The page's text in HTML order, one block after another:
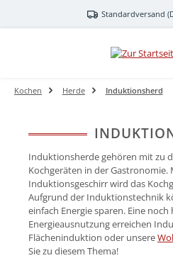
Zum Hauptinhalt springenStandardversand
Kochen Herde Induktionsherd
Induktionsherde gehören mit zu
Kochgeräten in der Gastronomie.
Induktionsgeschirr wird das
Aufgrund der Induktionstechnik
einfach Energie sparen. Eine
Energieausnutzung erreichen
Flächeninduktion oder unsere
Sie zu diesem Thema!